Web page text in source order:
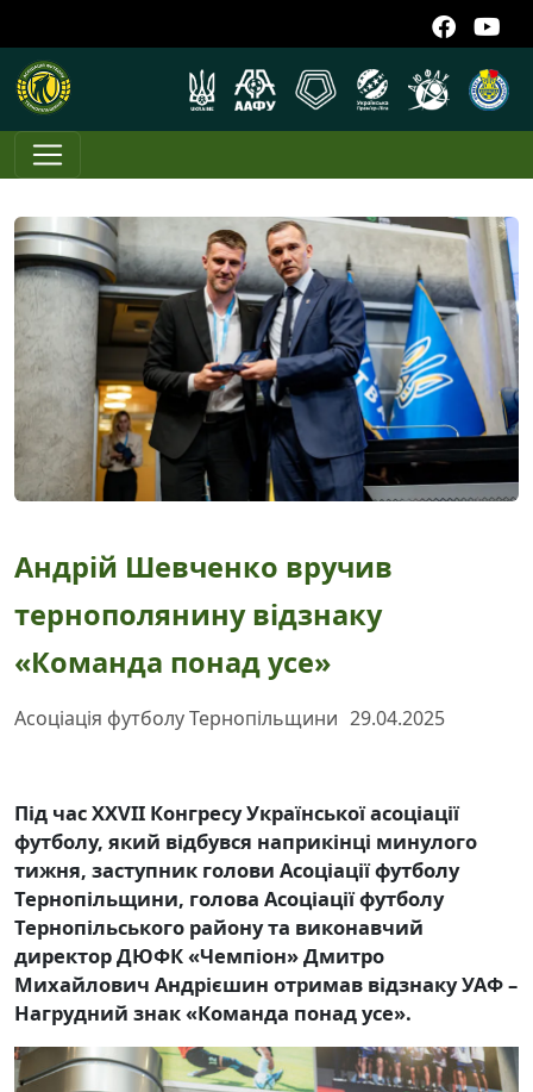
Андрій Шевченко вручив
тернополянину відзнаку
«Команда понад усе»
Асоціація футболу Тернопільщини 29.04.2025
Під час XXVII Конгресу Української асоціації
футболу, який відбувся наприкінці минулого
тижня, заступник голови Асоціації футболу
Тернопільщини, голова Асоціації футболу
Тернопільського району та виконавчий
директор ДЮФК «Чемпіон» Дмитро
Михайлович Андрієшин отримав відзнаку УАФ –
Нагрудний знак «Команда понад усе».